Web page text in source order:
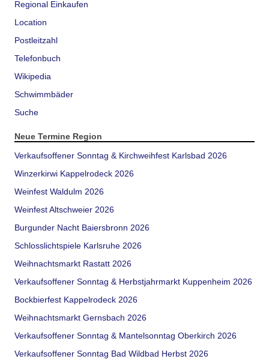
Regional Einkaufen
Location
Postleitzahl
Telefonbuch
Wikipedia
Schwimmbäder
Suche
Neue Termine Region
Verkaufsoffener Sonntag & Kirchweihfest Karlsbad 2026
Winzerkirwi Kappelrodeck 2026
Weinfest Waldulm 2026
Weinfest Altschweier 2026
Burgunder Nacht Baiersbronn 2026
Schlosslichtspiele Karlsruhe 2026
Weihnachtsmarkt Rastatt 2026
Verkaufsoffener Sonntag & Herbstjahrmarkt Kuppenheim 2026
Bockbierfest Kappelrodeck 2026
Weihnachtsmarkt Gernsbach 2026
Verkaufsoffener Sonntag & Mantelsonntag Oberkirch 2026
Verkaufsoffener Sonntag Bad Wildbad Herbst 2026